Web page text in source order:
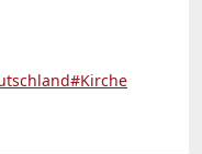
#Kirche